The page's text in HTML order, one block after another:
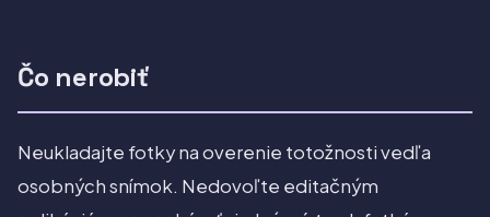
Čo nerobiť
Neukladajte fotky na overenie totožnosti vedľa
osobných snímok. Nedovoľte editačným